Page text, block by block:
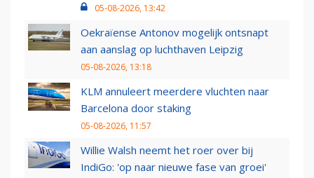
05-08-2026, 13:42
Oekraïense Antonov mogelijk ontsnapt
aan aanslag op luchthaven Leipzig
05-08-2026, 13:18
KLM annuleert meerdere vluchten naar
Barcelona door staking
05-08-2026, 11:57
Willie Walsh neemt het roer over bij
IndiGo: 'op naar nieuwe fase van groei'